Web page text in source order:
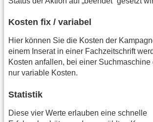
Kosten fix / variabel
Hier können Sie die Kosten der
einem Inserat in einer Fachzeitschrift
Kosten anfallen, bei einer
nur variable Kosten.
Statistik
Diese vier Werte erlauben eine schnelle